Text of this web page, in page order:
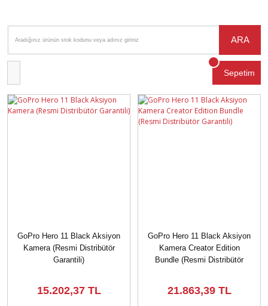
ARA
Sepetim
GoPro Hero 11 Black Aksiyon
Kamera (Resmi Distribütör
Garantili)
15.202,37 TL
GoPro Hero 11 Black Aksiyon
Kamera Creator Edition
Bundle (Resmi Distribütör
21.863,39 TL